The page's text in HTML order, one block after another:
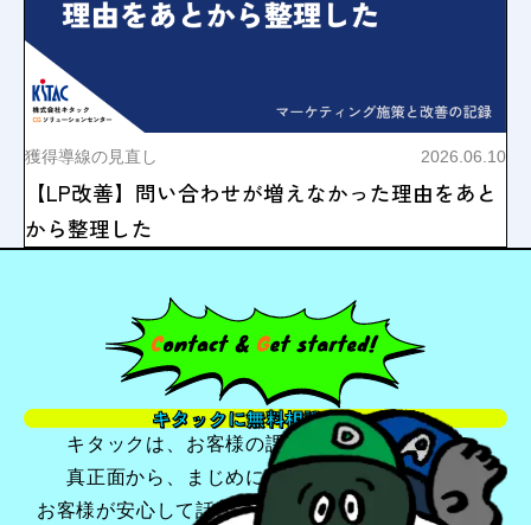
獲得導線の見直し 2026.06.10
【LP改善】問い合わせが増えなかった理由をあと
から整理した
キタックに無料相談する
キタックは、お客様の課題やお困りごとに、
真正面から、まじめに、深く向き合います。
お客様が安心して話せる・頼れるパートナーとして